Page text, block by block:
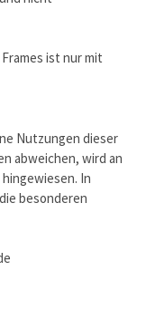
ist nur mit
Nutzungen dieser
abweichen, wird an
In
besonderen